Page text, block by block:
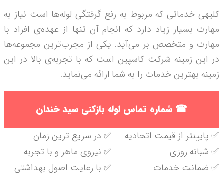
کلیه­ی خدماتی که مربوط به رفع گرفتگی لوله‌­ها است نیاز به
مهارت بسیار زیاد دارد که انجام آن تنها از عهده­‌ی افراد با
مهارت و متخصص بر می‌­آید. یکی از مجرب‌ترین مجموعه‌­ها
در این زمینه شرکت کاسپین است که با تجربه­‌ی بالا در این
زمینه بهترین خدمات را به شما ارائه می­‌نماید.
☎ شماره تماس لوله بازکنی سید خندان
✅ پایینتر از قیمت اتحادیه
✅ در سریع ترین زمان
✅ شبانه روزی
✅ نیروی ماهر و با تجربه
✅ ضمانت خدمات
✅ با رعایت اصول بهداشتی